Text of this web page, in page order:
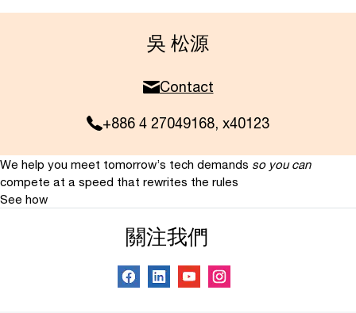
吳 松源
Contact
+886 4 27049168, x40123
We help you meet tomorrow’s tech demands so you can
compete at a speed that rewrites the rules
See how
關注我們